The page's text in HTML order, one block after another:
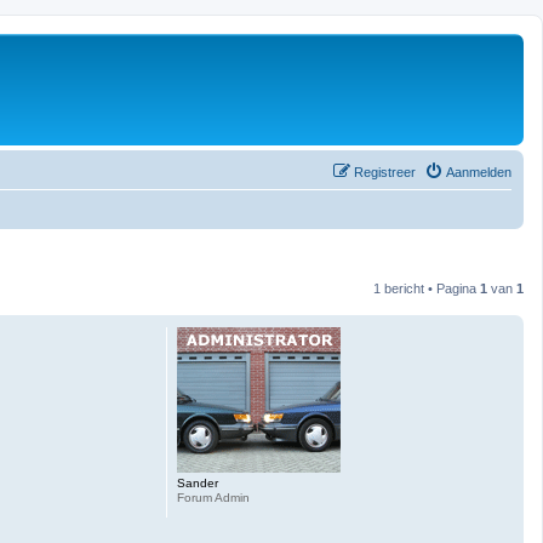
Aanmelden
Registreer
1 bericht • Pagina 1 van 1
Sander
Forum Admin